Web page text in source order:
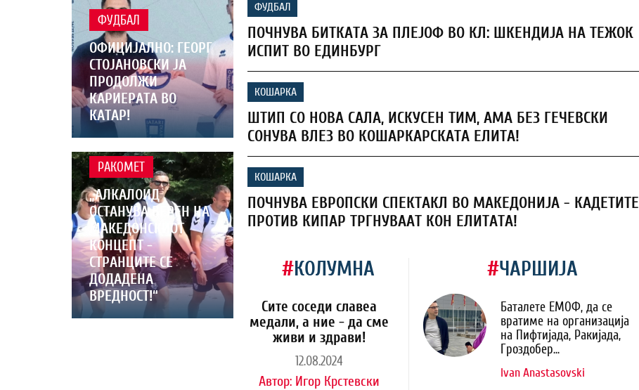
ФУДБАЛ
ОФИЦИЈАЛНО: ГЕОРГ
СТОЈАНОВСКИ ЈА
ПРОДОЛЖИ
КАРИЕРАТА ВО
КАТАР!
РАКОМЕТ
„АЛКАЛОИД
ОСТАНУВА ВЕРЕН НА
МАКЕДОНСКИОТ
КОНЦЕПТ -
СТРАНЦИТЕ СЕ
ДОДАДЕНА
ВРЕДНОСТ!“
ФУДБАЛ
ПОЧНУВА БИТКАТА ЗА ПЛЕЈОФ ВО КЛ: ШКЕНДИЈА НА ТЕЖОК
ИСПИТ ВО ЕДИНБУРГ
КОШАРКА
ШТИП СО НОВА САЛА, ИСКУСЕН ТИМ, АМА БЕЗ ГЕЧЕВСКИ
СОНУВА ВЛЕЗ ВО КОШАРКАРСКАТА ЕЛИТА!
КОШАРКА
ПОЧНУВА ЕВРОПСКИ СПЕКТАКЛ ВО МАКЕДОНИЈА - КАДЕТИТЕ
ПРОТИВ КИПАР ТРГНУВААТ КОН ЕЛИТАТА!
#КОЛУМНА
Сите соседи славеа
медали, а ние - да сме
живи и здрави!
12.08.2024
Автор: Игор Крстевски
#ЧАРШИЈА
Баталете ЕМОФ, да се
вратиме на организација
на Пифтијада, Ракијада,
Гроздобер...
Ivan Anastasovski